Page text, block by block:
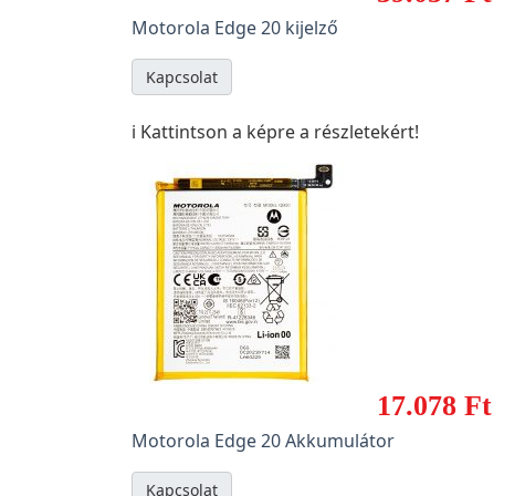
Motorola Edge 20 kijelző
Kapcsolat
ℹ️ Kattintson a képre a részletekért!
17.078 Ft
Motorola Edge 20 Akkumulátor
Kapcsolat